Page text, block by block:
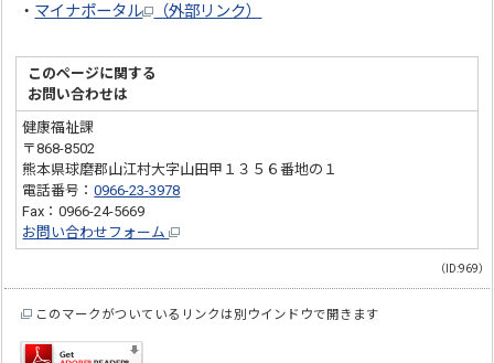
・ マイナポータル （外部リンク）
このページに関する
お問い合わせは
健康福祉課
〒868-8502
熊本県球磨郡山江村大字山田甲１３５６番地の１
電話番号：0966-23-3978
Fax：0966-24-5669
お問い合わせフォーム
（ID:969）
このマークがついているリンクは別ウインドウで開きます